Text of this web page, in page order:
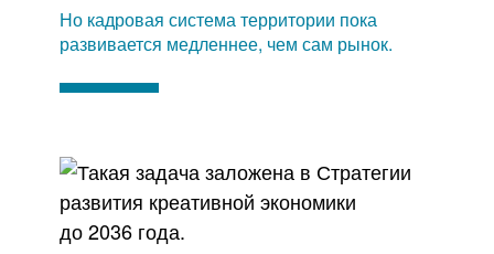
Но кадровая система территории пока
развивается медленнее, чем сам рынок.